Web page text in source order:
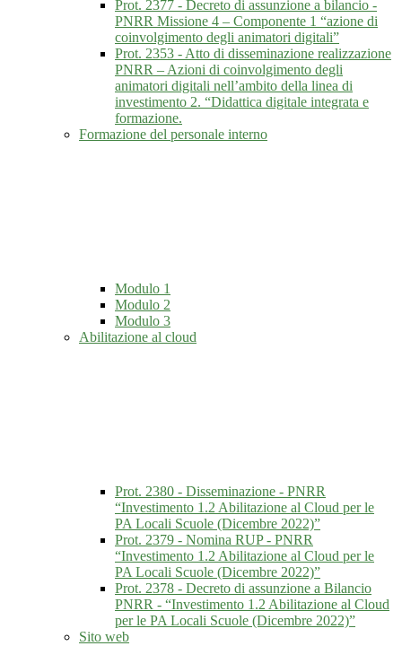
Prot. 2377 - Decreto di assunzione a bilancio -
PNRR Missione 4 – Componente 1 “azione di
coinvolgimento degli animatori digitali”
Prot. 2353 - Atto di disseminazione realizzazione
PNRR – Azioni di coinvolgimento degli
animatori digitali nell’ambito della linea di
investimento 2. “Didattica digitale integrata e
formazione.
Formazione del personale interno
Modulo 1
Modulo 2
Modulo 3
Abilitazione al cloud
Prot. 2380 - Disseminazione - PNRR
“Investimento 1.2 Abilitazione al Cloud per le
PA Locali Scuole (Dicembre 2022)”
Prot. 2379 - Nomina RUP - PNRR
“Investimento 1.2 Abilitazione al Cloud per le
PA Locali Scuole (Dicembre 2022)”
Prot. 2378 - Decreto di assunzione a Bilancio
PNRR - “Investimento 1.2 Abilitazione al Cloud
per le PA Locali Scuole (Dicembre 2022)”
Sito web